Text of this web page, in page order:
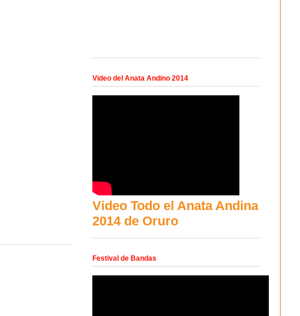
Video del Anata Andino 2014
Video Todo el Anata Andina
2014 de Oruro
Festival de Bandas